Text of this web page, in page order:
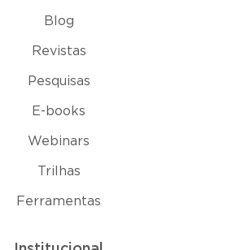
Blog
Revistas
Pesquisas
E-books
Webinars
Trilhas
Ferramentas